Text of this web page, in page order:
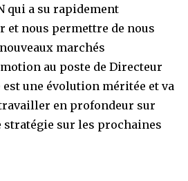
qui a su rapidement
et nous permettre de nous
marchés
au poste de Directeur
une évolution méritée et va
en profondeur sur
stratégie sur les prochaines